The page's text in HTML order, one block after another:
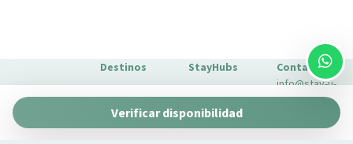
Verificar disponibilidad
Gestionamos
Destinos
Barcelona
Málaga
StayHubs
Gaudí 27 by
Stay Unique
Pau Claris by
Contacto
info@stay-u-
nique.com
423